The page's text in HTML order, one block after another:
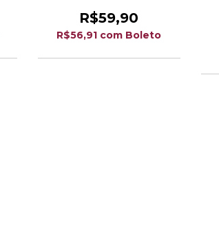
R$59,90
R$56,91 com Boleto